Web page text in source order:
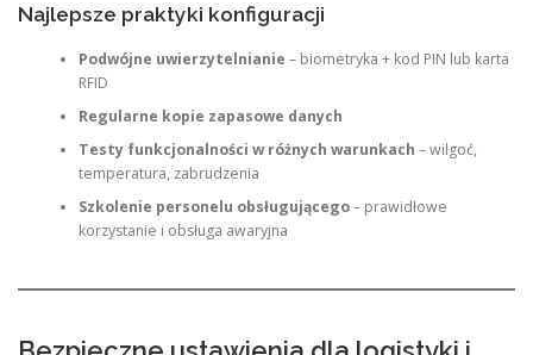
Najlepsze praktyki konfiguracji
Podwójne uwierzytelnianie – biometryka + kod PIN lub karta
RFID
Regularne kopie zapasowe danych
Testy funkcjonalności w różnych warunkach – wilgoć,
temperatura, zabrudzenia
Szkolenie personelu obsługującego– prawidłowe
korzystanie i obsługa awaryjna